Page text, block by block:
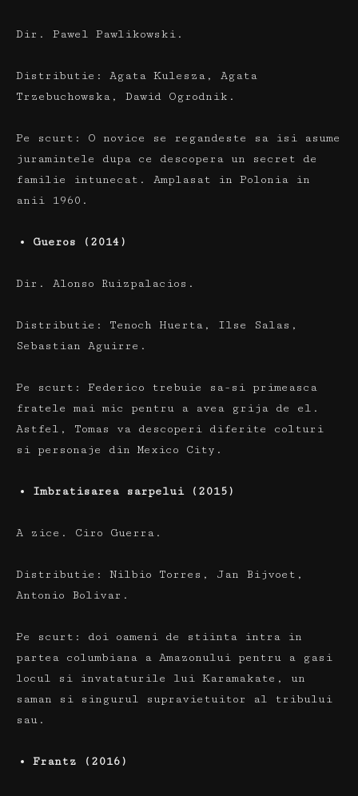
Dir. Pawel Pawlikowski.
Distributie:
Agata Kulesza, Agata
Trzebuchowska, Dawid Ogrodnik.
Pe scurt:
O novice se regandeste sa isi asume
juramintele dupa ce descopera un secret de
familie intunecat. Amplasat in Polonia in
anii 1960.
Gueros (2014)
Dir. Alonso Ruizpalacios.
Distributie:
Tenoch Huerta, Ilse Salas,
Sebastian Aguirre.
Pe scurt:
Federico trebuie sa-si primeasca
fratele mai mic pentru a avea grija de el.
Astfel, Tomas va descoperi diferite colturi
si personaje din Mexico City.
Imbratisarea sarpelui (2015)
A zice. Ciro Guerra.
Distributie:
Nilbio Torres, Jan Bijvoet,
Antonio Bolivar.
Pe scurt:
doi oameni de stiinta intra in
partea columbiana a Amazonului pentru a gasi
locul si invataturile lui Karamakate, un
saman si singurul supravietuitor al tribului
sau.
Frantz (2016)